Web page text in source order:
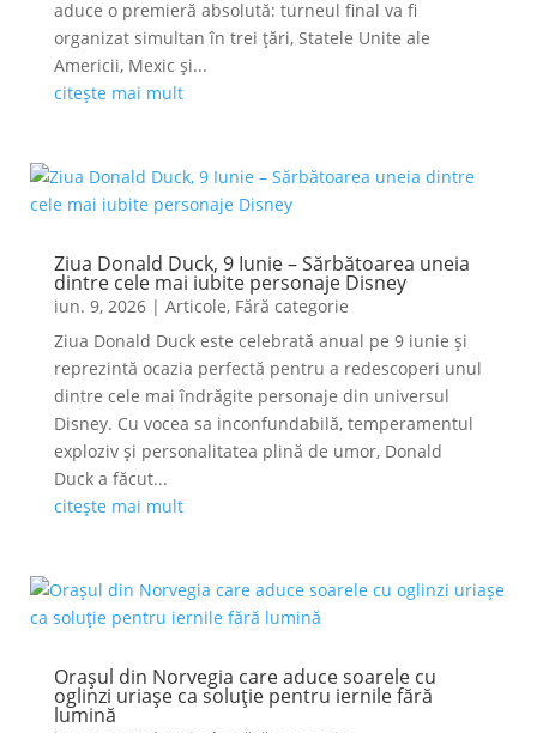
aduce o premieră absolută: turneul final va fi
organizat simultan în trei țări, Statele Unite ale
Americii, Mexic și...
citește mai mult
Ziua Donald Duck, 9 Iunie – Sărbătoarea uneia
dintre cele mai iubite personaje Disney
iun. 9, 2026| Articole, Fără categorie
Ziua Donald Duck este celebrată anual pe 9 iunie și
reprezintă ocazia perfectă pentru a redescoperi unul
dintre cele mai îndrăgite personaje din universul
Disney. Cu vocea sa inconfundabilă, temperamentul
exploziv și personalitatea plină de umor, Donald
Duck a făcut...
citește mai mult
Orașul din Norvegia care aduce soarele cu
oglinzi uriașe ca soluție pentru iernile fără
lumină